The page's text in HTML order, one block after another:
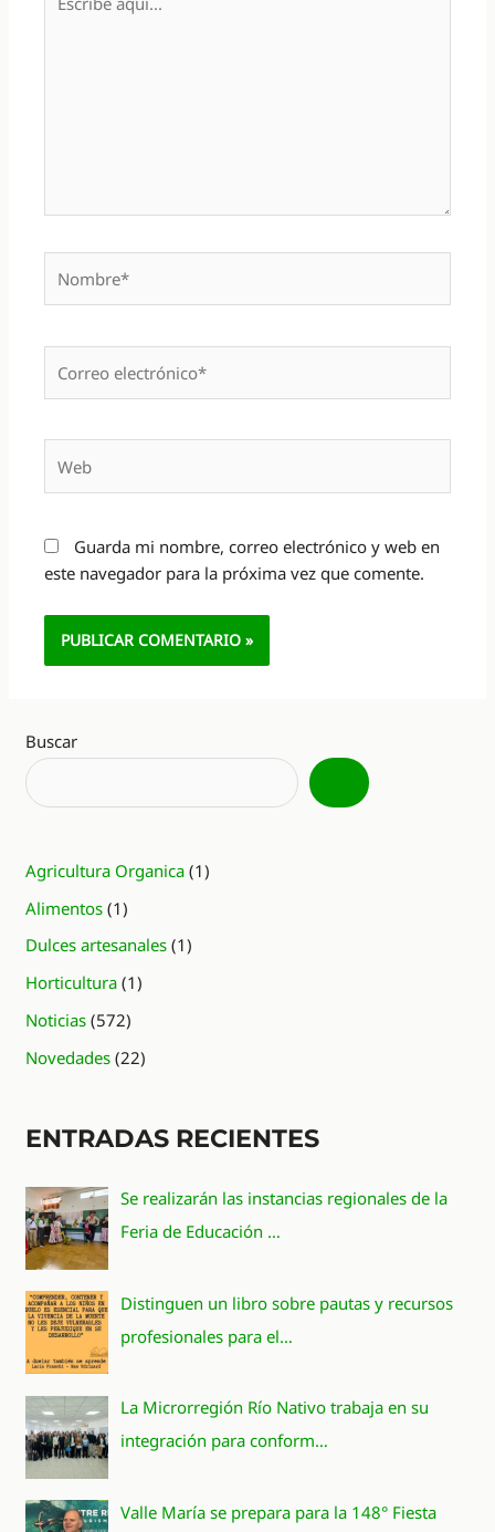
aquí...
electrónico*
Guarda mi nombre, correo electrónico y web en
este navegador para la próxima vez que comente.
Buscar
Agricultura Organica (1)
Alimentos (1)
Dulces artesanales (1)
Horticultura (1)
Noticias (572)
Novedades (22)
ENTRADAS RECIENTES
Se realizarán las instancias regionales de la
Feria de Educación …
Distinguen un libro sobre pautas y recursos
profesionales para el…
La Microrregión Río Nativo trabaja en su
integración para conform…
Valle María se prepara para la 148° Fiesta